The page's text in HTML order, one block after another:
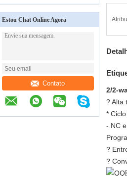
Estou Chat Online Agora
Contato
2/2-
? Alta
*
- NC
?
?